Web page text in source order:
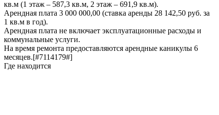
кв.м (1 этаж – 587,3 кв.м, 2 этаж – 691,9 кв.м).
Арендная плата 3 000 000,00 (ставка аренды 28 142,50 руб. за
1 кв.м в год).
Арендная плата не включает эксплуатационные расходы и
коммунальные услуги.
На время ремонта предоставляются арендные каникулы 6
месяцев.[#7114179#]
Где находится